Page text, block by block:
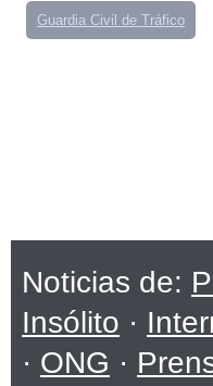
Guardia Civil de Tráfico
Noticias de:
Insólito ·
· ONG ·